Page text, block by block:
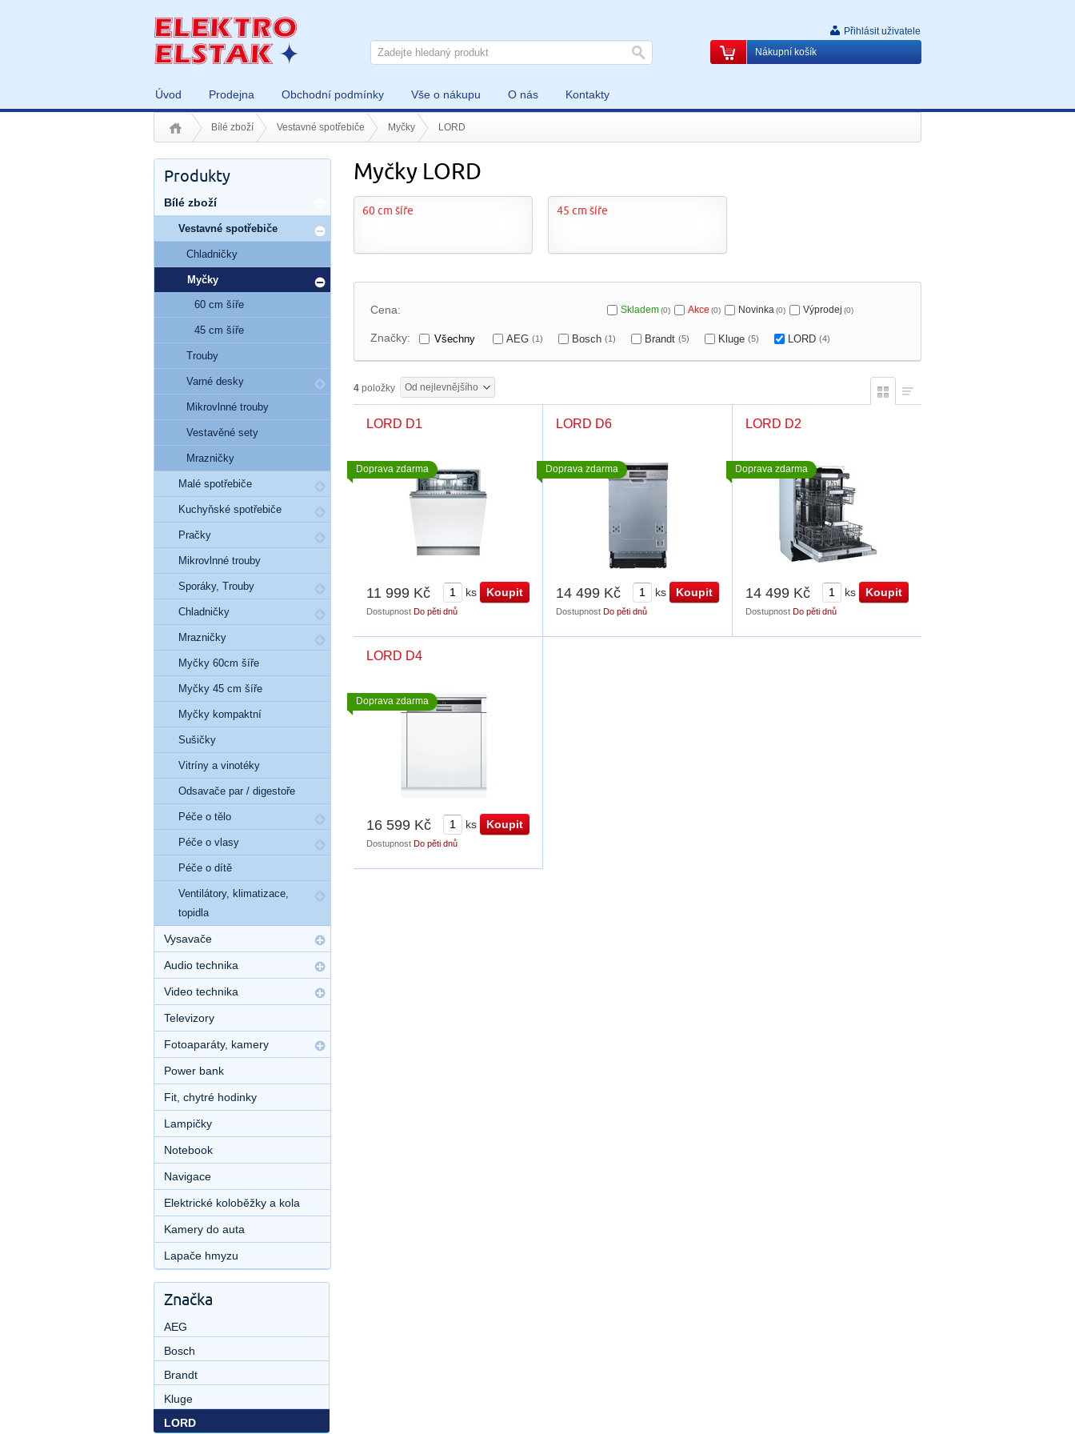
Úvod Prodejna Obchodní podmínky Vše o nákupu O nás Kontakty
Přihlásit uživatele
Nákupní košík
Bílé zboží Vestavné spotřebiče Myčky LORD
Myčky LORD
60 cm šíře 45 cm šíře
Cena: Skladem(0) Akce (0) Novinka(0) Výprodej (0)
Značky: Všechny AEG (1) Bosch (1) Brandt (5) Kluge (5) LORD (4)
4 položky Od nejlevnějšího
LORD D1
11 999 Kč ks
Dostupnost Do pěti dnů
Doprava zdarma
LORD D6
14 499 Kč ks
Dostupnost Do pěti dnů
Doprava zdarma
LORD D2
14 499 Kč ks
Dostupnost Do pěti dnů
Doprava zdarma
LORD D4
16 599 Kč ks
Dostupnost Do pěti dnů
Doprava zdarma
Produkty
Bílé zboží
Vestavné spotřebiče
Chladničky
Myčky
60 cm šíře
45 cm šíře
Trouby
Varné desky
Mikrovlnné trouby
Vestavěné sety
Mrazničky
Malé spotřebiče
Kuchyňské spotřebiče
Pračky
Mikrovlnné trouby
Sporáky, Trouby
Chladničky
Mrazničky
Myčky 60cm šíře
Myčky 45 cm šíře
Myčky kompaktní
Sušičky
Vitríny a vinotéky
Odsavače par / digestoře
Péče o tělo
Péče o vlasy
Péče o dítě
Ventilátory, klimatizace,
topidla
Vysavače
Audio technika
Video technika
Televizory
Fotoaparáty, kamery
Power bank
Fit, chytré hodinky
Lampičky
Notebook
Navigace
Elektrické koloběžky a kola
Kamery do auta
Lapače hmyzu
Značka
AEG
Bosch
Brandt
Kluge
LORD